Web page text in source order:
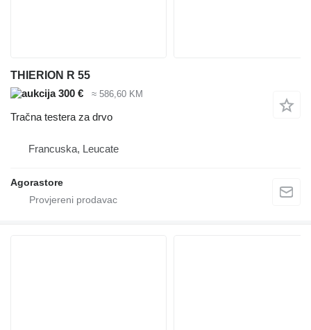
THIERION R 55
300 €
≈ 586,60 KM
Tračna testera za drvo
Francuska, Leucate
Agorastore